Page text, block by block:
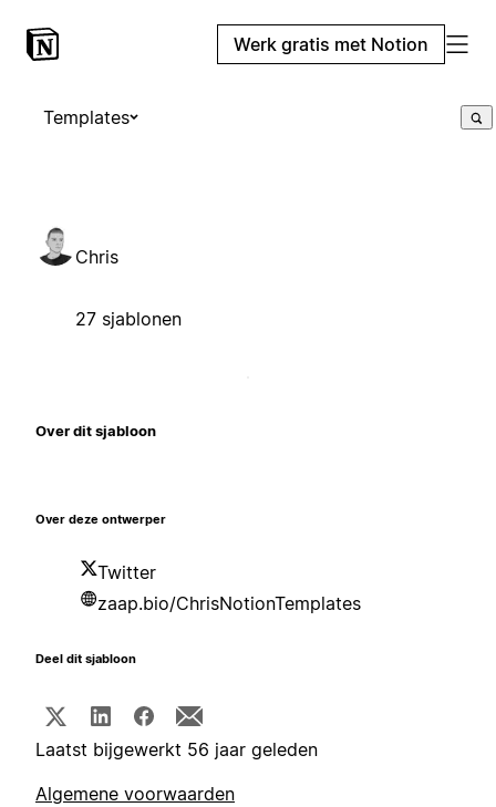
Werk gratis met Notion
Templates
Chris
27 sjablonen
Over dit sjabloon
Over deze ontwerper
Twitter
zaap.bio/ChrisNotionTemplates
Deel dit sjabloon
Laatst bijgewerkt 56 jaar geleden
Algemene voorwaarden